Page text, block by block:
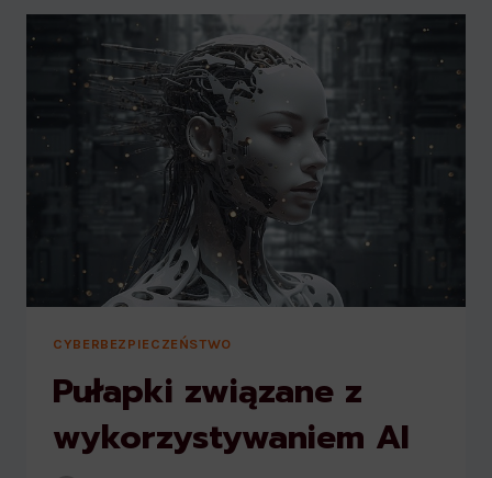
GENAI
CYBERBEZPIECZEŃSTWO
Pułapki związane z
wykorzystywaniem AI